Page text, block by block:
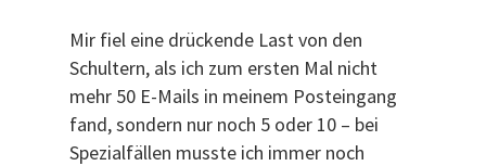
Mir fiel eine drückende Last von den
Schultern, als ich zum ersten Mal nicht
mehr 50 E-Mails in meinem Posteingang
fand, sondern nur noch 5 oder 10 – bei
Spezialfällen musste ich immer noch